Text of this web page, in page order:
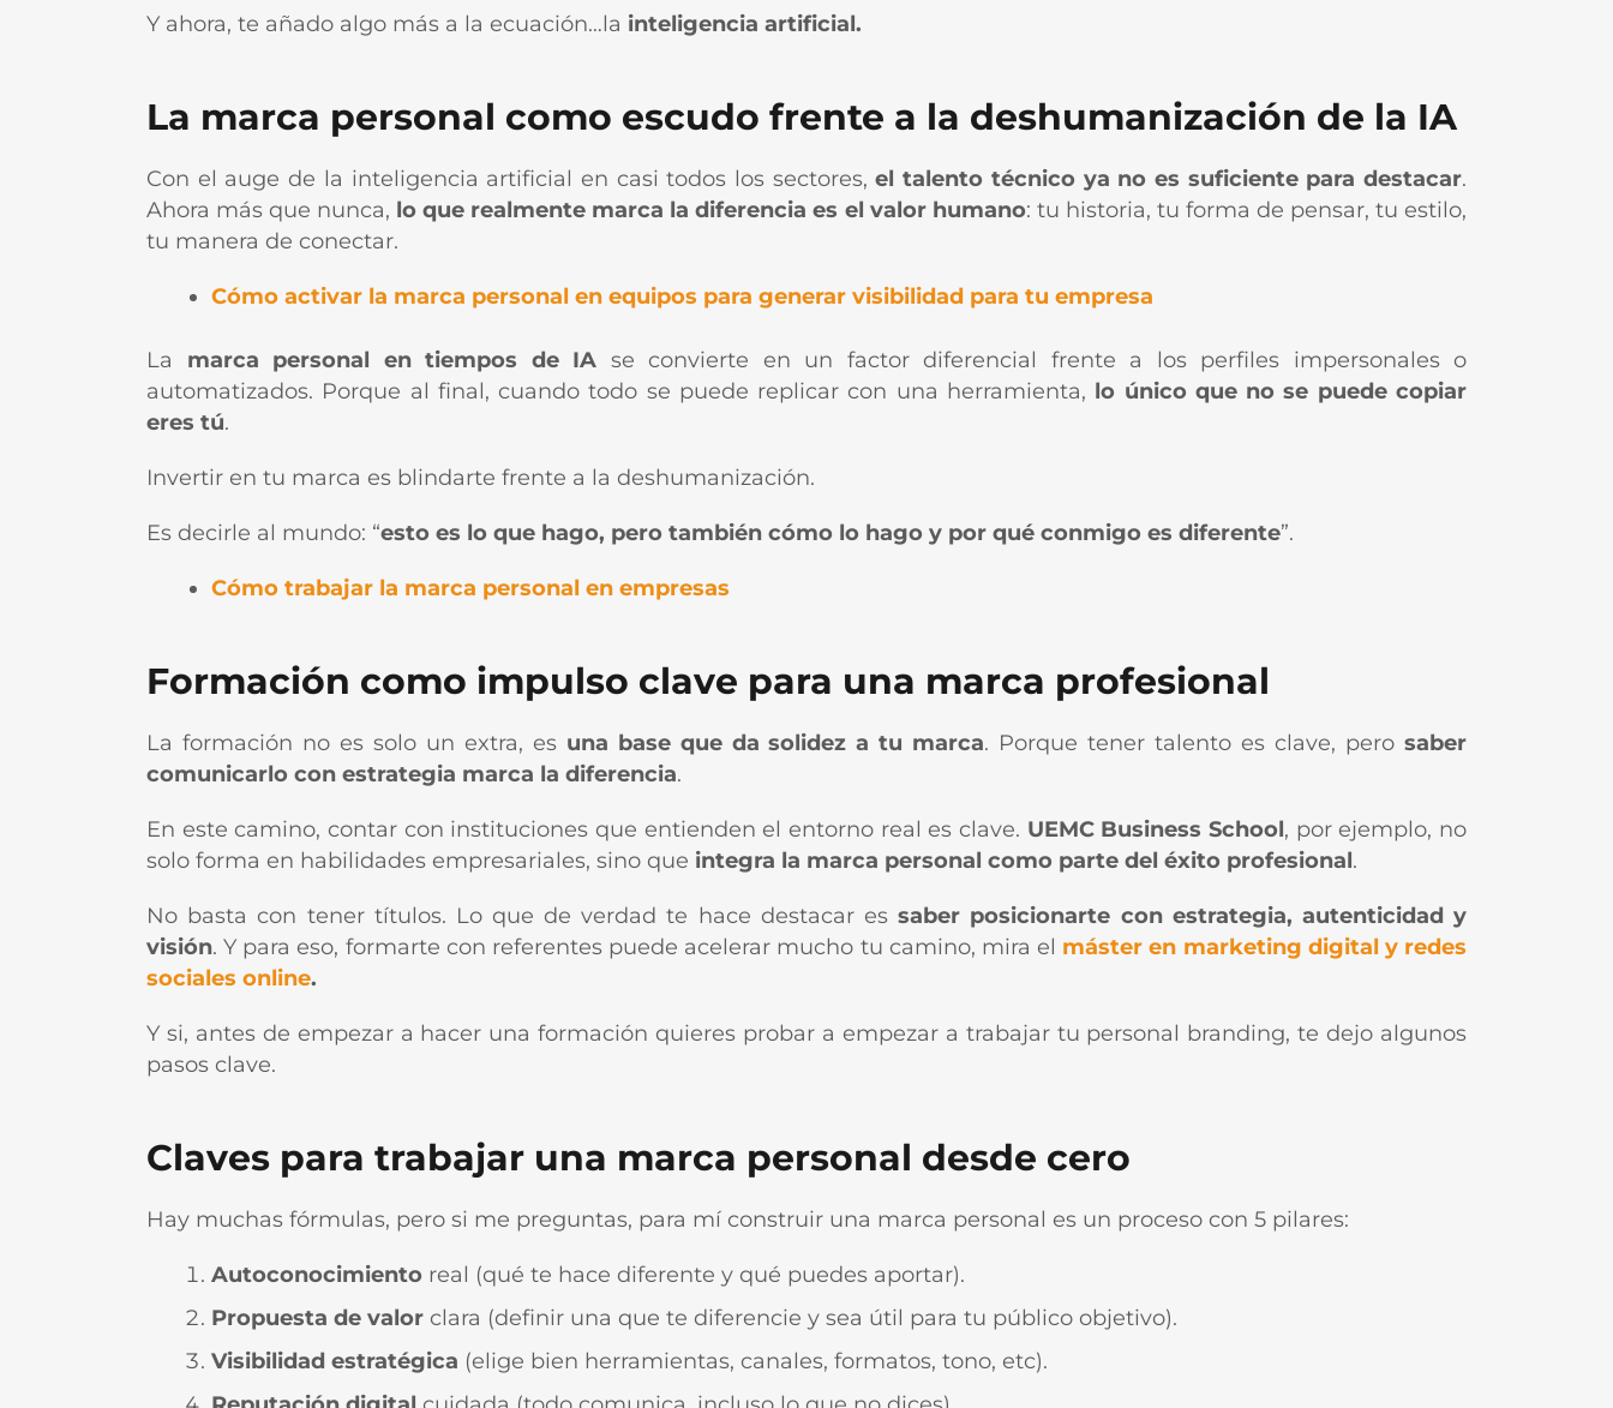
Y ahora, te añado algo más a la ecuación…la inteligencia artificial.
La marca personal como escudo frente a la deshumanización de la IA
Con el auge de la inteligencia artificial en casi todos los sectores,el talento técnico ya no es suficiente para destacar.
Ahora más que nunca, lo que realmente marca la diferencia es el valor humano: tu historia, tu forma de pensar, tu estilo,
tu manera de conectar.
Cómo activar la marca personal en equipos para generar visibilidad para tu empresa
La marca personal en tiempos de IA se convierte en un factor diferencial frente a los perfiles impersonales o
automatizados. Porque al final, cuando todo se puede replicar con una herramienta, lo único que no se puede copiar
eres tú.
Invertir en tu marca es blindarte frente a la deshumanización.
Es decirle al mundo: “esto es lo que hago, pero también cómo lo hago y por qué conmigo es diferente”.
Cómo trabajar la marca personal en empresas
Formación como impulso clave para una marca profesional
La formación no es solo un extra, es una base que da solidez a tu marca. Porque tener talento es clave, perosaber
comunicarlo con estrategia marca la diferencia.
En este camino, contar con instituciones que entienden el entorno real es clave. UEMC Business School, por ejemplo, no
solo forma en habilidades empresariales, sino que integra la marca personal como parte del éxito profesional.
No basta con tener títulos. Lo que de verdad te hace destacar essaber posicionarte con estrategia, autenticidad y
visión. Y para eso, formarte con referentes puede acelerar mucho tu camino, mira el máster en marketing digital y redes
sociales online.
Y si, antes de empezar a hacer una formación quieres probar a empezar a trabajar tu personal branding, te dejo algunos
pasos clave.
Claves para trabajar una marca personal desde cero
Hay muchas fórmulas, pero si me preguntas, para mí construir una marca personal es un proceso con 5 pilares:
Autoconocimiento real (qué te hace diferente y qué puedes aportar).
Propuesta de valor clara (definir una que te diferencie y sea útil para tu público objetivo).
Visibilidad estratégica (elige bien herramientas, canales, formatos, tono, etc).